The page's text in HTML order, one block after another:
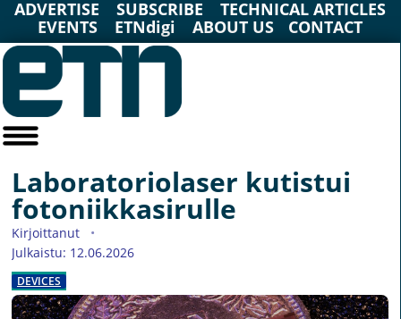
ADVERTISE SUBSCRIBE
TECHNICAL ARTICLES
EVENTS
ETNdigi ABOUT US CONTACT
Laboratoriolaser kutistui
fotoniikkasirulle
Kirjoittanut
Julkaistu: 12.06.2026
DEVICES